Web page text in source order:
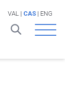
VAL | CAS| ENG
Open